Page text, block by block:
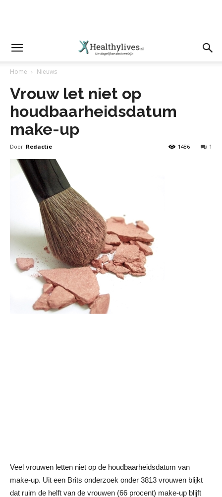
Home Nieuws
Vrouw let niet op
houdbaarheidsdatum
make-up
Door Redactie 1
1486
Veel vrouwen letten niet op de houdbaarheidsdatum van
make-up. Uit een Brits onderzoek onder 3813 vrouwen blijkt
dat ruim de helft van de vrouwen (66 procent) make-up blijft